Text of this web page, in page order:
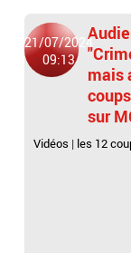
21/07/2024
09:13
mais
sur
Vidéos | les 12